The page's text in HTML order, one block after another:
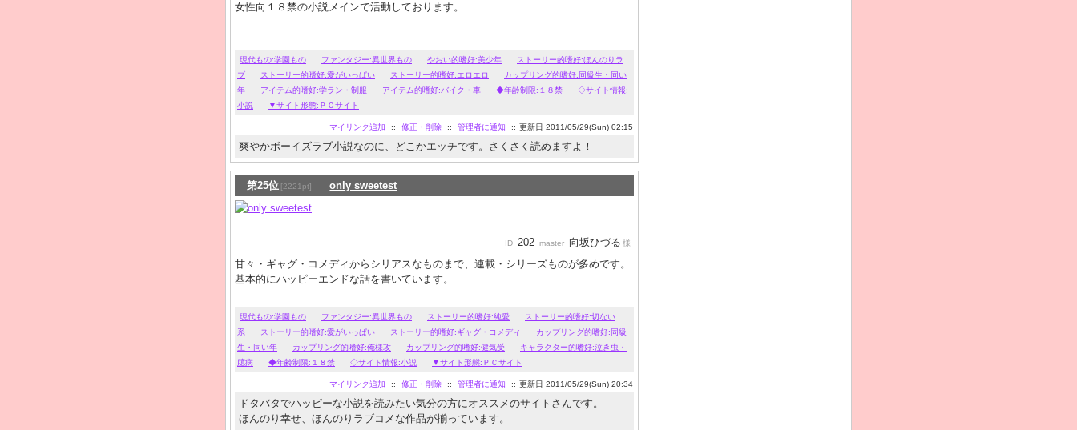
女性向１８禁の小説メインで活動しております。
現代もの:学園もの ファンタジー:異世界もの やおい的嗜好:美少年
ストーリー的嗜好:ほんのりラ
ブ
ストーリー的嗜好:愛がいっぱい ストーリー的嗜好:エロエロ
カップリング的嗜好:同級生・同い
年
アイテム的嗜好:学ラン・制服 アイテム的嗜好:バイク・車 ◆年齢制限:１８禁
◇サイト情報:
小説
▼サイト形態:ＰＣサイト
マイリンク追加 :: 修正・削除 :: 管理者に通知 :: 更新日 2011/05/29(Sun) 02:15
爽やかボーイズラブ小説なのに、どこかエッチです。さくさく読めますよ！
第25位 [2221pt] only sweetest
ID 202 master 向坂ひづる 様
甘々・ギャグ・コメディからシリアスなものまで、連載・シリーズものが多めです。
基本的にハッピーエンドな話を書いています。
現代もの:学園もの ファンタジー:異世界もの ストーリー的嗜好:純愛
ストーリー的嗜好:切ない
系
ストーリー的嗜好:愛がいっぱい ストーリー的嗜好:ギャグ・コメディ
カップリング的嗜好:同級
生・同い年
カップリング的嗜好:俺様攻 カップリング的嗜好:健気受
キャラクター的嗜好:泣き虫・
臆病
◆年齢制限:１８禁 ◇サイト情報:小説 ▼サイト形態:ＰＣサイト
マイリンク追加 :: 修正・削除 :: 管理者に通知 :: 更新日 2011/05/29(Sun) 20:34
ドタバタでハッピーな小説を読みたい気分の方にオススメのサイトさんです。
ほんのり幸せ、ほんのりラブコメな作品が揃っています。